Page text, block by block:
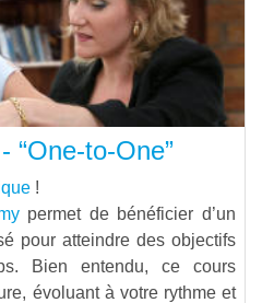
“One-to-One”
!
permet de bénéficier d’un
pour atteindre des objectifs
Bien entendu, ce cours
évoluant à votre rythme et